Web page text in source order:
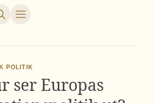
POLITIK
ser Europas